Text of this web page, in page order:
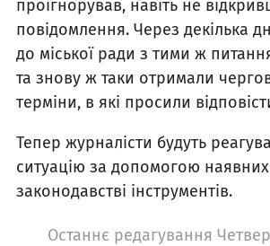
проігнорував, навіть не
повідомлення. Через декілька
до міської ради з тими ж
та знову ж таки отримали
терміни, в які просили
Тепер журналісти будуть
ситуацію за допомогою
законодавстві інструментів.
Останнє редагування